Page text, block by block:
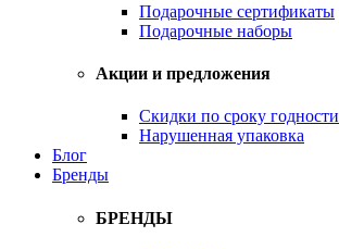
Подарочные сертификаты
Подарочные наборы
Акции и предложения
Скидки по сроку годности
Нарушенная упаковка
Блог
Бренды
БРЕНДЫ